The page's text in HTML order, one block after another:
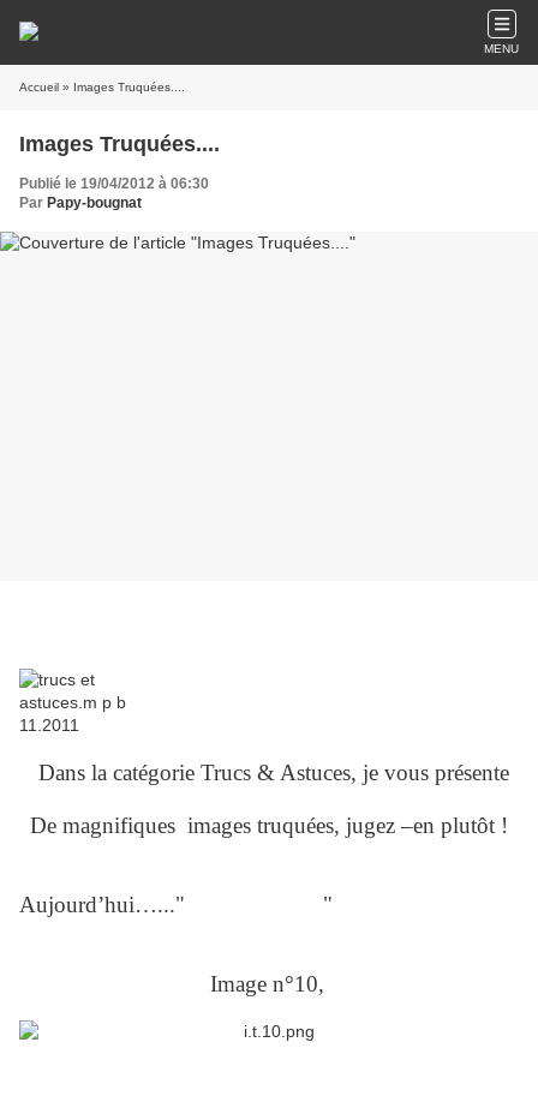
MENU
Accueil » Images Truquées....
Images Truquées....
Publié le 19/04/2012 à 06:30
Par Papy-bougnat
Dans la catégorie Trucs & Astuces, je vous présente
De magnifiques images truquées, jugez –en plutôt !
Aujourd’hui…..." "
Image n°10,